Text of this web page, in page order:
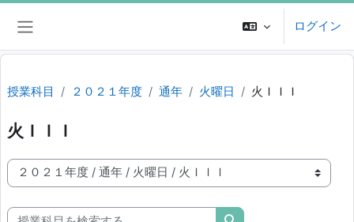
メインコンテンツへスキップする
ログイン
授業科目 ２０２１年度 通年 火曜日 火ＩＩＩ
火ＩＩＩ
授業科目カテゴリ
授業科目を検索する